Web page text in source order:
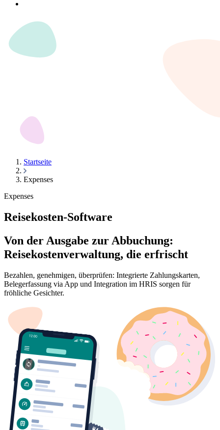
Startseite
Expenses
Expenses
Reisekosten-Software
Von der Ausgabe zur Abbuchung:
Reisekostenverwaltung, die erfrischt
Bezahlen, genehmigen, überprüfen: Integrierte Zahlungskarten,
Belegerfassung via App und Integration im HRIS sorgen für
fröhliche Gesichter.